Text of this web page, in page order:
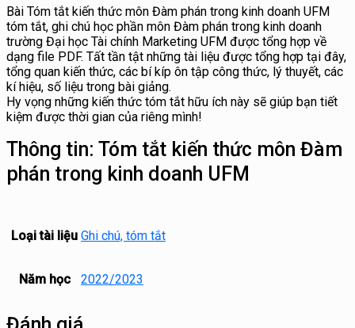
Bài Tóm tắt kiến thức môn Đàm phán trong kinh doanh UFM
tóm tắt, ghi chú học phần môn Đàm phán trong kinh doanh
trường Đại học Tài chính Marketing UFM được tổng hợp về
dạng file PDF. Tất tần tật những tài liệu được tổng hợp tại đây,
tổng quan kiến thức, các bí kíp ôn tập công thức, lý thuyết, các
kí hiệu, số liệu trong bài giảng.
Hy vọng những kiến thức tóm tắt hữu ích này sẽ giúp bạn tiết
kiệm được thời gian của riêng mình!
Thông tin: Tóm tắt kiến thức môn Đàm
phán trong kinh doanh UFM
Loại tài liệu Ghi chú, tóm tắt
Năm học 2022/2023